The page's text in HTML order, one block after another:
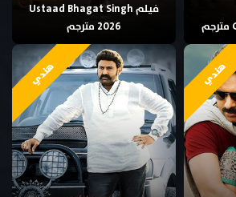
فيلم Ustaad Bhagat Singh
2026 مترجم
هندي هندي